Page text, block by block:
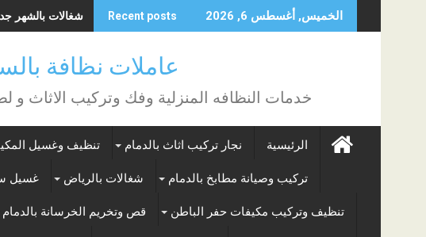
to
الخميس, أغسطس 6, 2026 Recent posts شغالات بالشهر جده بني
عاملات نظافة بالساعه الرياض
خدمات النظافه المنزلية وفك وتركيب الاثاث
الرئيسية نجار تركيب اثاث بالدمام تنظيف وغسيل
تركيب وصيانة مطابخ بالدمام شغالات بالرياض غسيل
تنظيف وتركيب مكيفات حفر الباطن قص وتخريم الخرسانة بالدمام